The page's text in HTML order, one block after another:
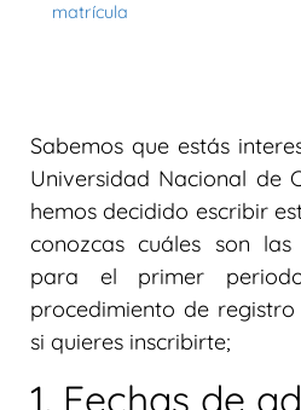
matrícula
Sabemos que estás
Universidad Nacional de
hemos decidido escribir
conozcas cuáles son
para el primer
procedimiento de
si quieres inscribirte;
1. Fechas de